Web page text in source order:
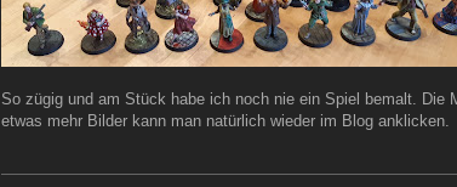
So zügig und am Stück habe ich noch nie ein Spiel bemalt.
etwas mehr Bilder kann man natürlich wieder im Blog anklicken.